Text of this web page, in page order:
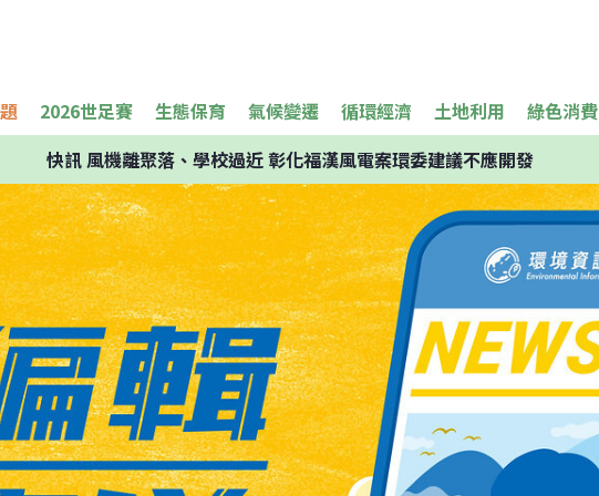
2026世足賽 生態保育 氣候變遷 循環經濟 土地利用 綠色消費
快訊風機離聚落、學校過近 彰化福漢風電案環委建議不應開發